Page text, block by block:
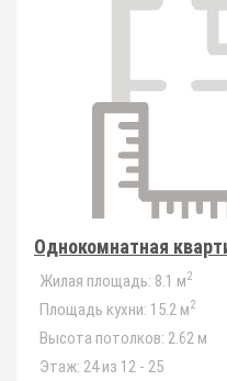
Однокомнатная
Жилая площадь: 8.1 м2
Площадь кухни: 15.2 м2
Высота потолков: 2.62 м
Этаж: 24 из 12 - 25